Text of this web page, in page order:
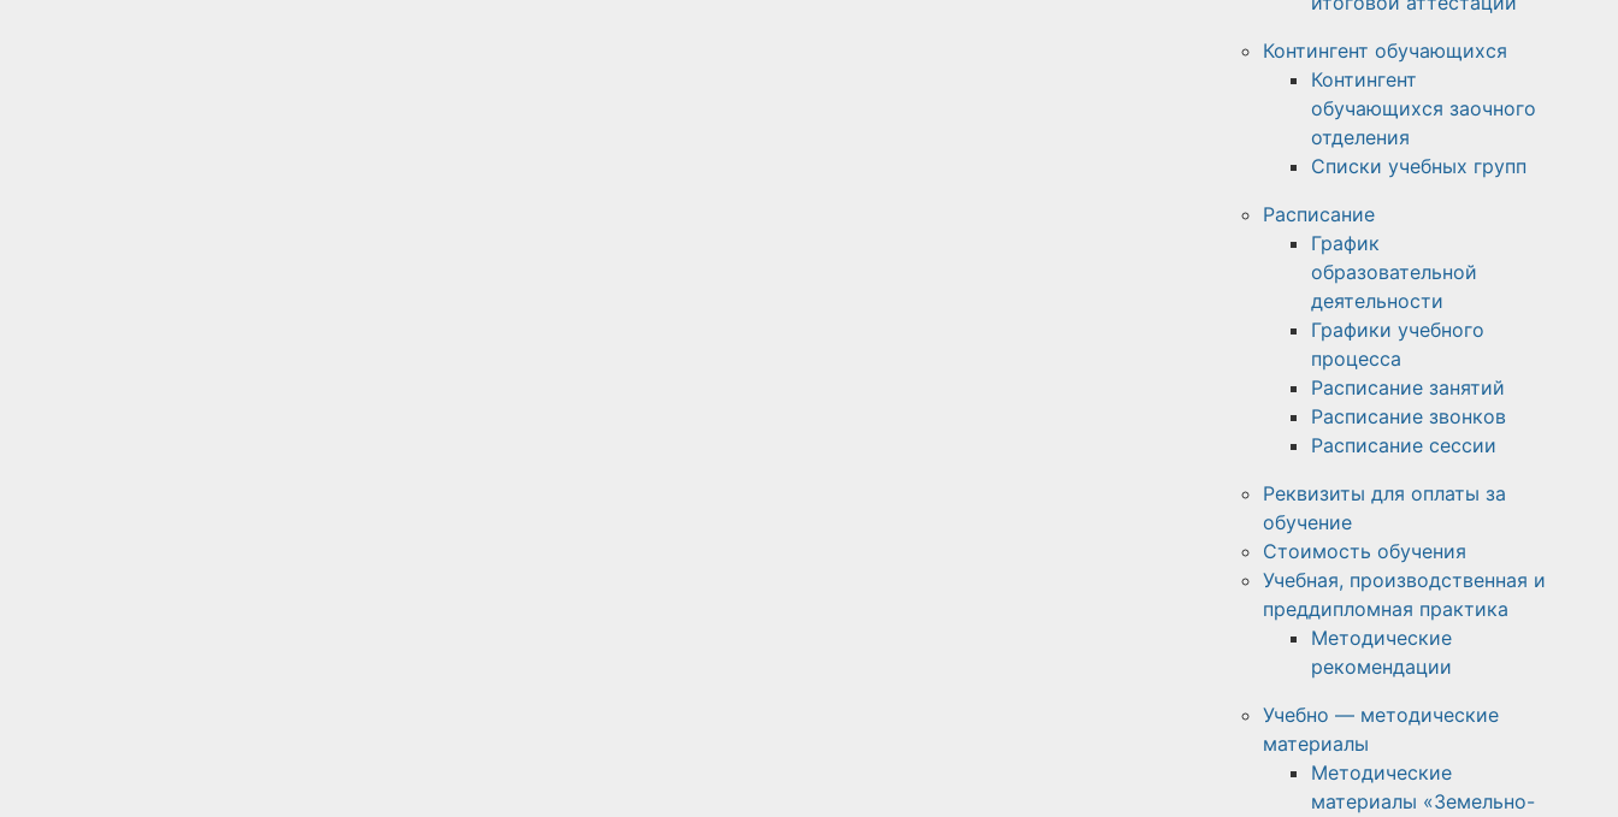
Контингент обучающихся
Контингент
обучающихся заочного
отделения
Списки учебных групп
Расписание
График
образовательной
деятельности
Графики учебного
процесса
Расписание занятий
Расписание звонков
Расписание сессии
Реквизиты для оплаты за
обучение
Стоимость обучения
Учебная, производственная и
преддипломная практика
Методические
рекомендации
Учебно — методические
материалы
Методические
материалы «Земельно-